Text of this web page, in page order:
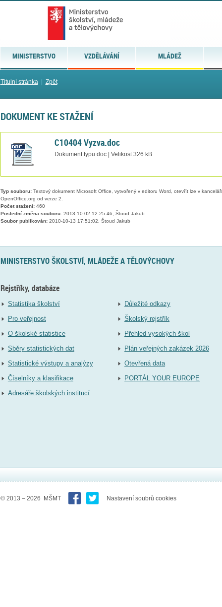
MINISTERSTVO VZDĚLÁVÁNÍ MLÁDEŽ
Titulní stránka| Zpět
DOKUMENT KE STAŽENÍ
C10404 Vyzva.doc
Dokument typu doc | Velikost 326 kB
Typ souboru:Textový dokument Microsoft Office, vytvořený v editoru Word, otevřít lze v
OpenOffice.org od verze 2.
Počet stažení:460
Poslední změna souboru:2013-10-02 12:25:46, Štoud Jakub
Soubor publikován:2010-10-13 17:51:02, Štoud Jakub
MINISTERSTVO ŠKOLSTVÍ, MLÁDEŽE A TĚLOVÝCHOVY
Rejstříky, databáze
Statistika školství
Pro veřejnost
O školské statistice
Sběry statistických dat
Statistické výstupy a analýzy
Číselníky a klasifikace
Adresáře školských institucí
Důležité odkazy
Školský rejstřík
Přehled vysokých škol
Plán veřejných zakázek 2026
Otevřená data
PORTÁL YOUR EUROPE
© 2013 – 2026 MŠMT Nastavení soubrů cookies